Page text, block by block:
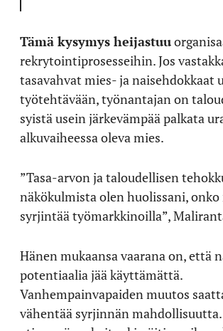
Tämä kysymys heijastuu
rekrytointiprosesseihin. Jos
tasavahvat mies- ja naisehdokkaat
työtehtävään, työnantajan on
syistä usein järkevämpää palkata
alkuvaiheessa oleva mies.
”Tasa-arvon ja taloudellisen
näkökulmista olen huolissani, onko
syrjintää työmarkkinoilla”,
Hänen mukaansa vaarana on, että
potentiaalia jää käyttämättä.
Vanhempainvapaiden muutos
vähentää syrjinnän